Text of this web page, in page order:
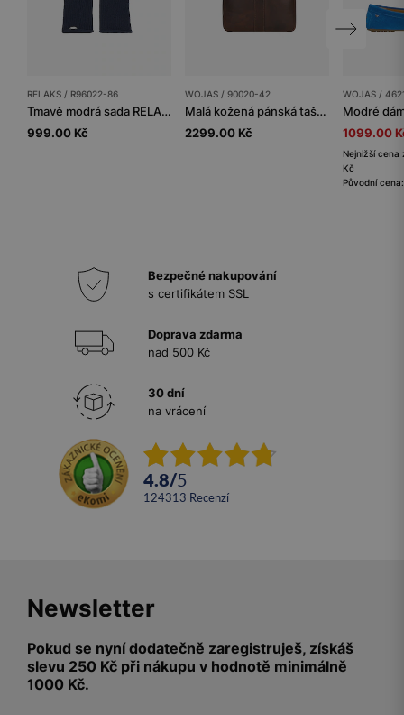
RELAKS / R96022-86
Tmavě modrá sada RELAKS čepice + šála
999.00 Kč
WOJAS / 90020-42
Malá kožená pánská taška přes rameno v hnědé barvě
2299.00 Kč
WOJAS /
1099.00
Nejnižší cena
Kč
Původní
Bezpečné nakupování
s certifikátem SSL
Doprava zdarma
nad 500 Kč
30 dní
na vrácení
4.8/5
124313 recenzí
Newsletter
Pokud se nyní dodatečně zaregistruješ, získáš
slevu 250 Kč při nákupu v hodnotě minimálně
1000 Kč.